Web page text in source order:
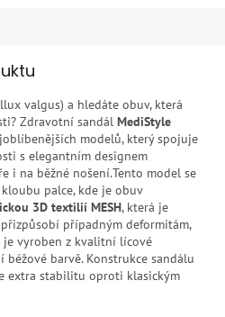
valgus) a hledáte obuv, která
Zdravotní sandál MediStyle
modelů, který spojuje
s elegantním designem
i na běžné nošení.Tento model se
palce, kde je obuv
3D textilií MESH, která je
případným deformitám,
je vyroben z kvalitní lícové
barvě. Konstrukce sandálu
extra stabilitu oproti klasickým